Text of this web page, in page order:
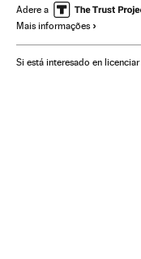
Coronavirus
Doenças respiratórias
Adere a
Mais informações
Si está interesado en